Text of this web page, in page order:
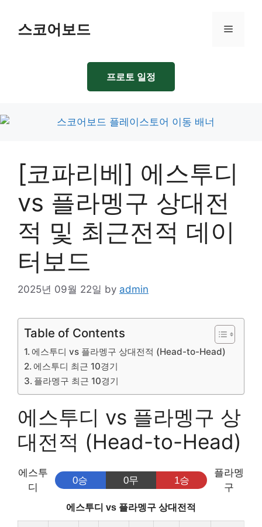
content스코어보드 Menu
프로토 일정
[코파리베] 에스투디
vs 플라멩구 상대전
적 및 최근전적 데이
터보드
2025년 09월 22일 by admin
Table of Contents
에스투디 vs 플라멩구 상대전적 (Head-to-Head)
에스투디 최근 10경기
플라멩구 최근 10경기
에스투디 vs 플라멩구 상
대전적 (Head-to-Head)
에스투
디
0승 0무 1승
플라멩
구
에스투디 vs 플라멩구 상대전적